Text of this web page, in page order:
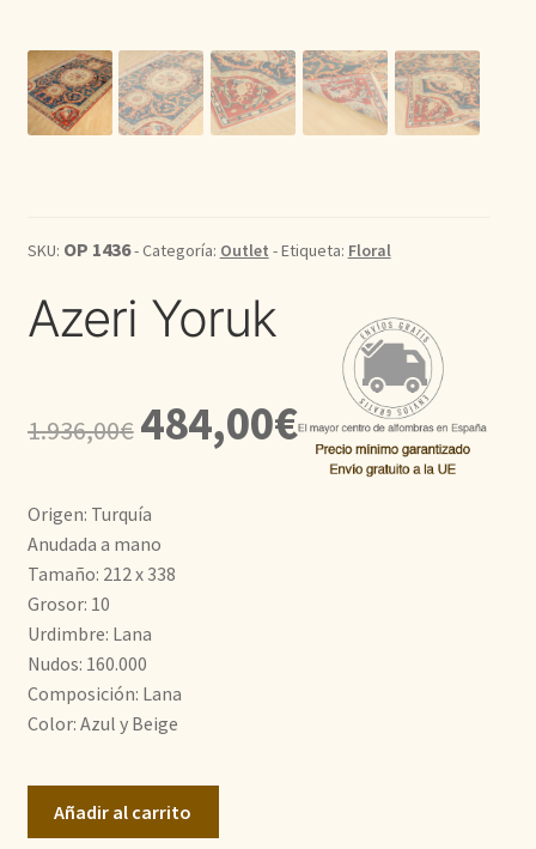
Kilim
Redondas
Pasillo
SKU: OP 1436- Categoría: Outlet - Etiqueta: Floral
Azeri Yoruk
1.936,00€
El
precio
era:
1.936,00€.
484,00€El
precio
Origen: Turquía
Anudada a mano
Tamaño: 212 x 338
Grosor: 10
Urdimbre: Lana
Nudos: 160.000
Composición: Lana
Color: Azul y Beige
Añadir al carrito